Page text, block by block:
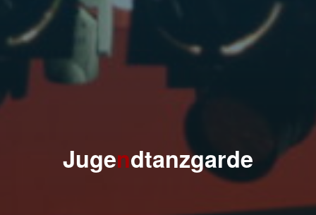
Jugendtanzgarde